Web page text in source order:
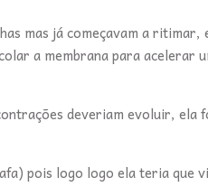
mas já começavam a
a membrana para
deveriam evoluir, ela
pois logo logo ela teria que